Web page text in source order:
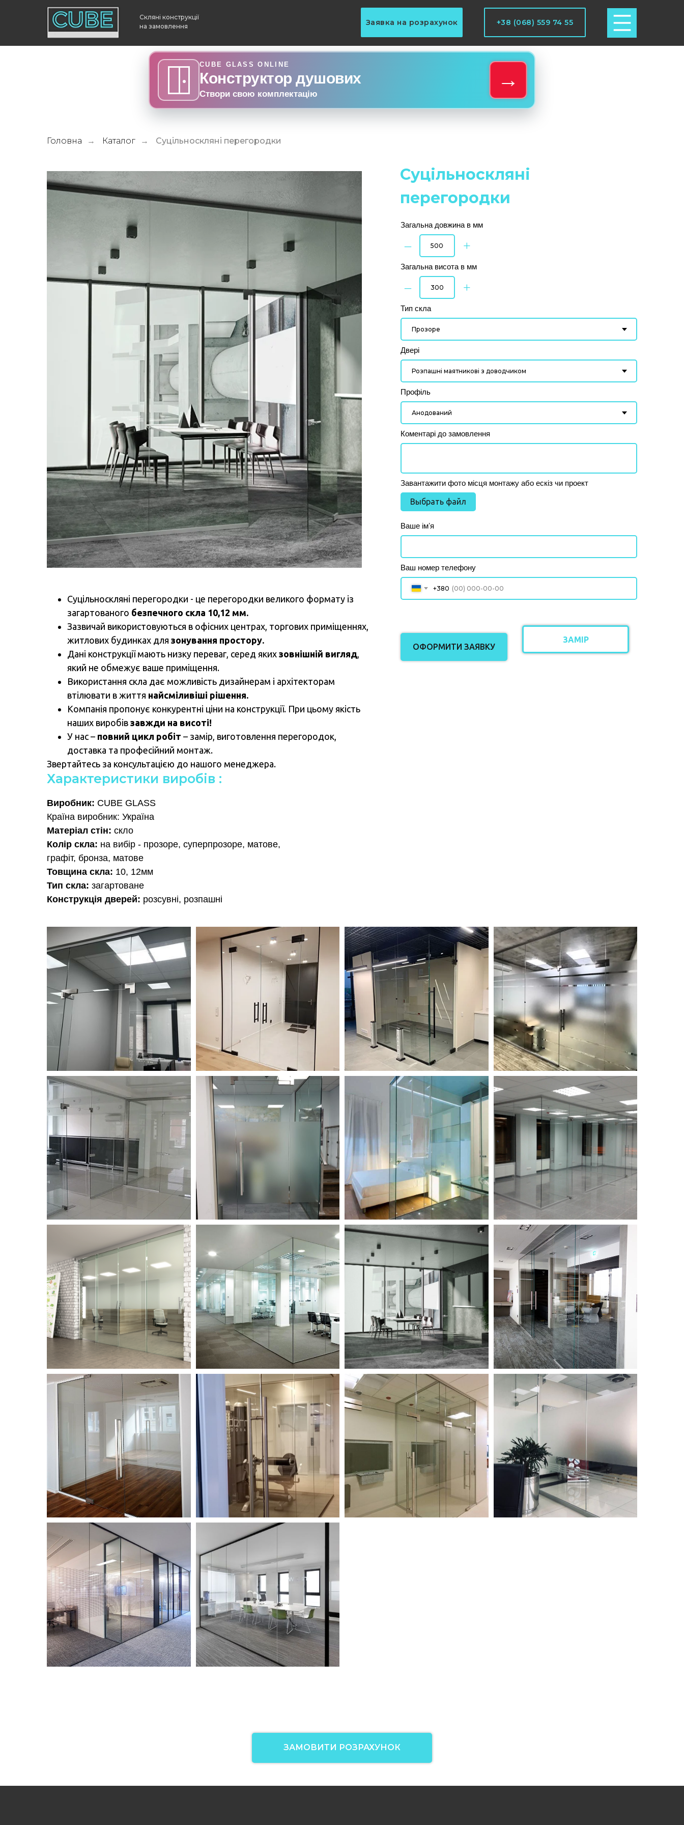
CUBE GLASS ONLINE
Конструктор душових
Створи свою комплектацію
→
Заявка на розрахунок
Скляні конструкції
на замовлення
+38 (068) 559 74 55
Головна → Каталог → Суцільноскляні перегородки
Суцільноскляні
перегородки
Характеристики виробів :
Виробник: CUBE GLASS
Країна виробник: Україна
Матеріал стін: скло
Колір скла: на вибір - прозоре, суперпрозоре, матове,
графіт, бронза, матове
Товщина скла: 10, 12мм
Тип скла: загартоване
Конструкція дверей: розсувні, розпашні
Загальна довжина в мм
– +
Загальна висота в мм
– +
Тип скла
Двері
Профіль
Коментарі до замовлення
Завантажити фото місця монтажу або ескіз чи проект
Выбрать файл
Ваше імʼя
Ваш номер телефону
+380
ОФОРМИТИ ЗАЯВКУ
ЗАМІР
Суцільноскляні перегородки - це перегородки великого формату із
загартованого безпечного скла 10,12 мм.
Зазвичай використовуються в офісних центрах, торгових приміщеннях,
житлових будинках для зонування простору.
Дані конструкції мають низку переваг, серед яких зовнішній вигляд,
який не обмежує ваше приміщення.
Використання скла дає можливість дизайнерам і архітекторам
втілювати в життя найсміливіші рішення.
Компанія пропонує конкурентні ціни на конструкції. При цьому якість
наших виробів завжди на висоті!
У нас – повний цикл робіт – замір, виготовлення перегородок,
доставка та професійний монтаж.
Звертайтесь за консультацією до нашого менеджера.
ЗАМОВИТИ РОЗРАХУНОК